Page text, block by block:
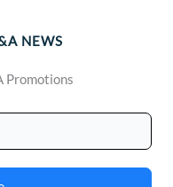
NEWS
Promotions